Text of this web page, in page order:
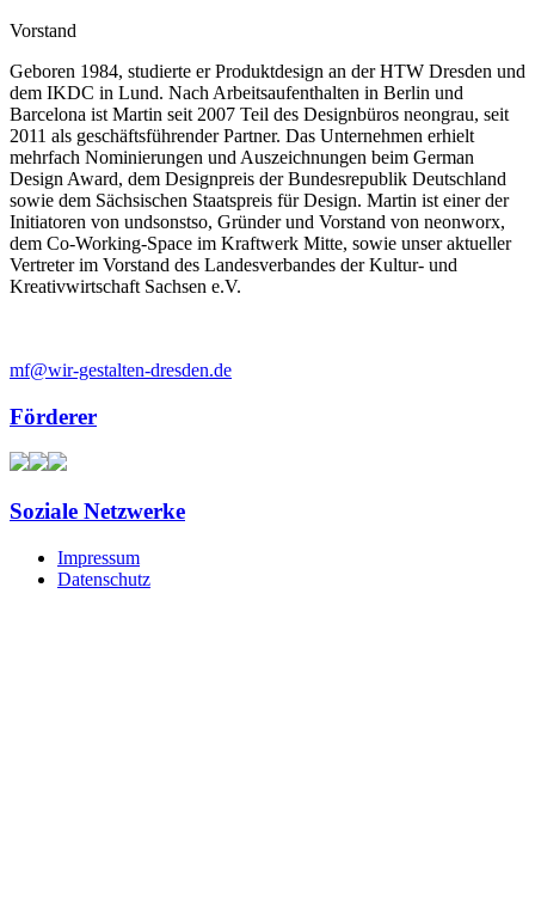
Vorstand
Geboren 1984, studierte er Produktdesign an der HTW Dresden und
dem IKDC in Lund. Nach Arbeitsaufenthalten in Berlin und
Barcelona ist Martin seit 2007 Teil des Designbüros neongrau, seit
2011 als geschäftsführender Partner. Das Unternehmen erhielt
mehrfach Nominierungen und Auszeichnungen beim German
Design Award, dem Designpreis der Bundesrepublik Deutschland
sowie dem Sächsischen Staatspreis für Design. Martin ist einer der
Initiatoren von undsonstso, Gründer und Vorstand von neonworx,
dem Co-Working-Space im Kraftwerk Mitte, sowie unser aktueller
Vertreter im Vorstand des Landesverbandes der Kultur- und
Kreativwirtschaft Sachsen e.V.
mf@wir-gestalten-dresden.de
Förderer
Soziale Netzwerke
Impressum
Datenschutz